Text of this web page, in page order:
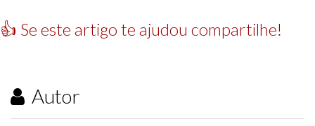
👍 Se este artigo te ajudou compartilhe!
Autor